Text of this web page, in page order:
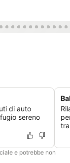
di auto
sereno
e potrebbe non